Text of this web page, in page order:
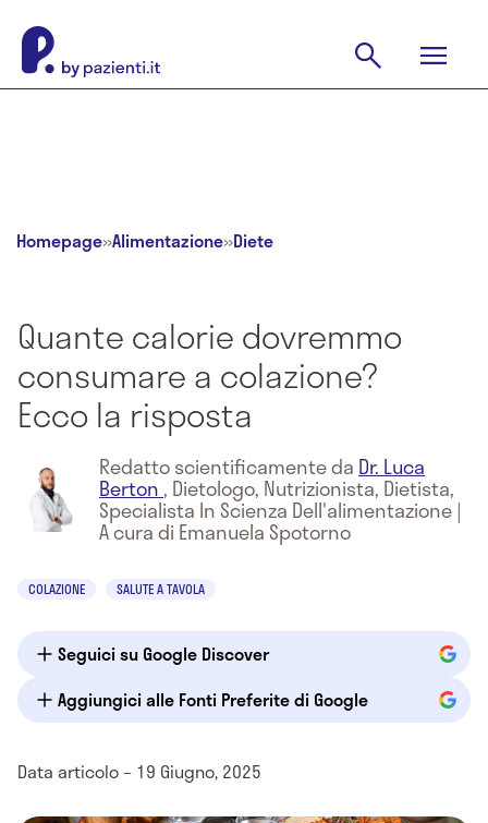
Homepage»Alimentazione»Diete
Quante calorie dovremmo
consumare a colazione?
Ecco la risposta
Redatto scientificamente da Dr. Luca
Berton , Dietologo, Nutrizionista, Dietista,
Specialista In Scienza Dell'alimentazione|
A cura di Emanuela Spotorno
COLAZIONE SALUTE A TAVOLA
Seguici su Google Discover
Aggiungici alle Fonti Preferite di Google
Data articolo – 19 Giugno, 2025